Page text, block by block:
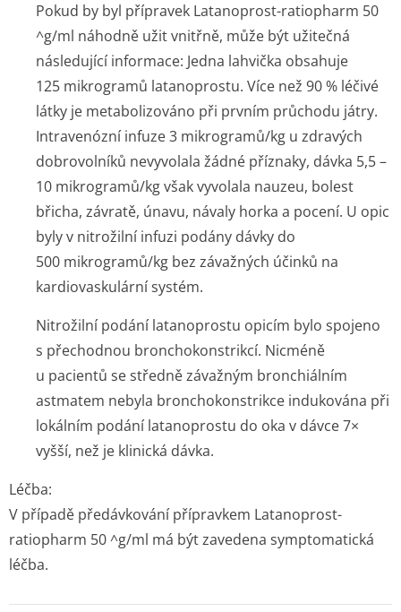
Pokud by byl přípravek Latanoprost-ratiopharm 50
^g/ml náhodně užit vnitřně, může být užitečná
následující informace: Jedna lahvička obsahuje
125 mikrogramů latanoprostu. Více než 90 % léčivé
látky je metabolizováno při prvním průchodu játry.
Intravenózní infuze 3 mikrogramů/kg u zdravých
dobrovolníků nevyvolala žádné příznaky, dávka 5,5 –
10 mikrogramů/kg však vyvolala nauzeu, bolest
břicha, závratě, únavu, návaly horka a pocení. U opic
byly v nitrožilní infuzi podány dávky do
500 mikrogramů/kg bez závažných účinků na
kardiovaskulární systém.
Nitrožilní podání latanoprostu opicím bylo spojeno
s přechodnou bronchokonstrikcí. Nicméně
u pacientů se středně závažným bronchiálním
astmatem nebyla bronchokonstrikce indukována při
lokálním podání latanoprostu do oka v dávce 7×
vyšší, než je klinická dávka.
Léčba:
V případě předávkování přípravkem Latanoprost-
ratiopharm 50 ^g/ml má být zavedena symptomatická
léčba.